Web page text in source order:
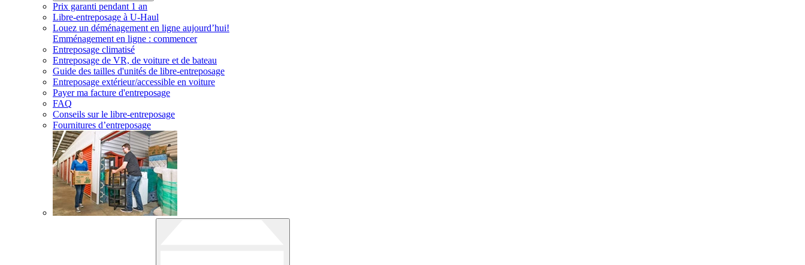
Prix garanti pendant 1 an
Libre-entreposage à U-Haul
Louez un déménagement en ligne aujourd’hui!
Emménagement en ligne : commencer
Entreposage climatisé
Entreposage de VR, de voiture et de bateau
Guide des tailles d'unités de libre-entreposage
Entreposage extérieur/accessible en voiture
Payer ma facture d'entreposage
FAQ
Conseils sur le libre-entreposage
Fournitures d’entreposage